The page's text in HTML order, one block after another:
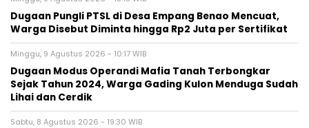
Dugaan Pungli PTSL di Desa Empang Benao Mencuat,
Warga Disebut Diminta hingga Rp2 Juta per Sertifikat
Minggu, 9 Agustus 2026 - 10:17 WIB
Dugaan Modus Operandi Mafia Tanah Terbongkar
Sejak Tahun 2024, Warga Gading Kulon Menduga Sudah
Lihai dan Cerdik
Sabtu, 8 Agustus 2026 - 19:30 WIB